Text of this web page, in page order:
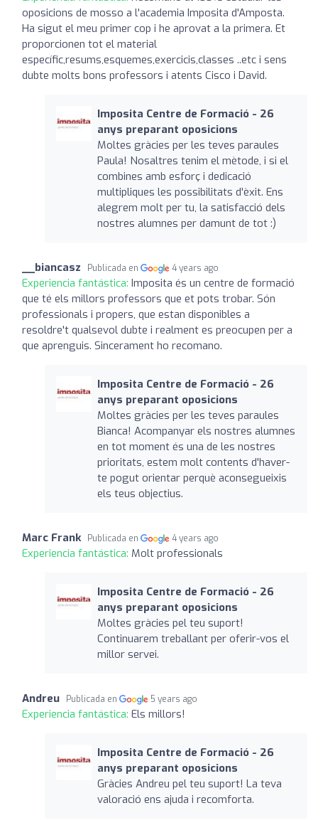
oposicions de mosso a l'academia Imposita d'Amposta.
Ha sigut el meu primer cop i he aprovat a la primera. Et
proporcionen tot el material
específic,resums,esquemes,exercicis,classes ..etc i sens
dubte molts bons professors i atents Cisco i David.
Imposita Centre de Formació - 26
anys preparant oposicions
Moltes gràcies per les teves paraules
Paula! Nosaltres tenim el mètode, i si el
combines amb esforç i dedicació
multipliques les possibilitats d'èxit. Ens
alegrem molt per tu, la satisfacció dels
nostres alumnes per damunt de tot :)
__biancasz Publicada en 4 years ago
Experiencia fantástica: Imposita és un centre de formació
que té els millors professors que et pots trobar. Són
professionals i propers, que estan disponibles a
resoldre't qualsevol dubte i realment es preocupen per a
que aprenguis. Sincerament ho recomano.
Imposita Centre de Formació - 26
anys preparant oposicions
Moltes gràcies per les teves paraules
Bianca! Acompanyar els nostres alumnes
en tot moment és una de les nostres
prioritats, estem molt contents d'haver-
te pogut orientar perquè aconsegueixis
els teus objectius.
Marc Frank Publicada en 4 years ago
Experiencia fantástica: Molt professionals
Imposita Centre de Formació - 26
anys preparant oposicions
Moltes gràcies pel teu suport!
Continuarem treballant per oferir-vos el
millor servei.
Andreu Publicada en 5 years ago
Experiencia fantástica: Els millors!
Imposita Centre de Formació - 26
anys preparant oposicions
Gràcies Andreu pel teu suport! La teva
valoració ens ajuda i recomforta.